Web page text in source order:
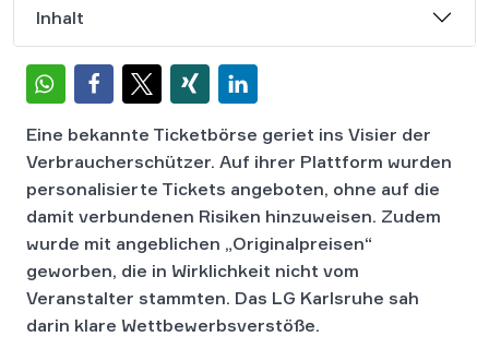
Inhalt
Eine bekannte Ticketbörse geriet ins Visier der
Verbraucher­schützer. Auf ihrer Plattform wurden
personalisierte Tickets angeboten, ohne auf die
damit verbundenen Risiken hinzuweisen. Zudem
wurde mit angeblichen „Originalpreisen“
geworben, die in Wirklichkeit nicht vom
Veranstalter stammten. Das LG Karlsruhe sah
darin klare Wettbewerbsverstöße.